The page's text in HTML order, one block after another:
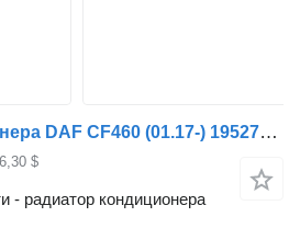
Радиатор кондиционера DAF CF460 (01.17-) 1952716 для тягача DAF CF450, CF460 (2017-)
$
- радиатор кондиционера